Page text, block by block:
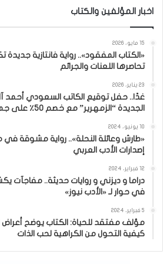
اخبار المؤلفين والكتاب
15 مايو، 2026
«الكتاب المفقود».. رواية فانتازية جديدة
تحاصرها اللعنات والجرائم
23 يناير، 2026
غدًا.. حفل توقيع الكاتب السعودي أحمد
الجديدة “الزمهرير” مع خصم 50٪ على جميع الإصدارات
10 يونيو، 2024
«طارش وعائلة النحلة».. رواية مشوقة في
إصدارات الأدب العربي
12 فبراير، 2024
دراما و ديزني و روايات حديثة.. مفاجآت
في حوار لـ «الأدب نيوز»
5 فبراير، 2024
مؤلف مفتقد للحياة: الكتاب يوضح أعراض
كيفية التحول من الكراهية لحب الذات